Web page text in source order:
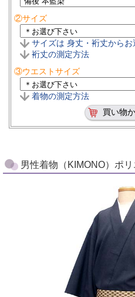
②サイズ
サイズは 身丈・裄丈から
裄丈の測定方法
③ウエストサイズ
着物の測定方法
男性着物（KIMONO）ポ